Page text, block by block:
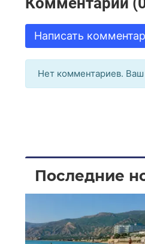
Написать
Нет комментариев.
Последние